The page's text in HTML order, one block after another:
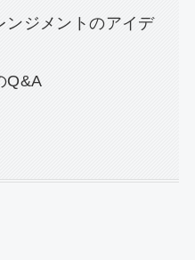
ンジメントのアイデ
Q&A